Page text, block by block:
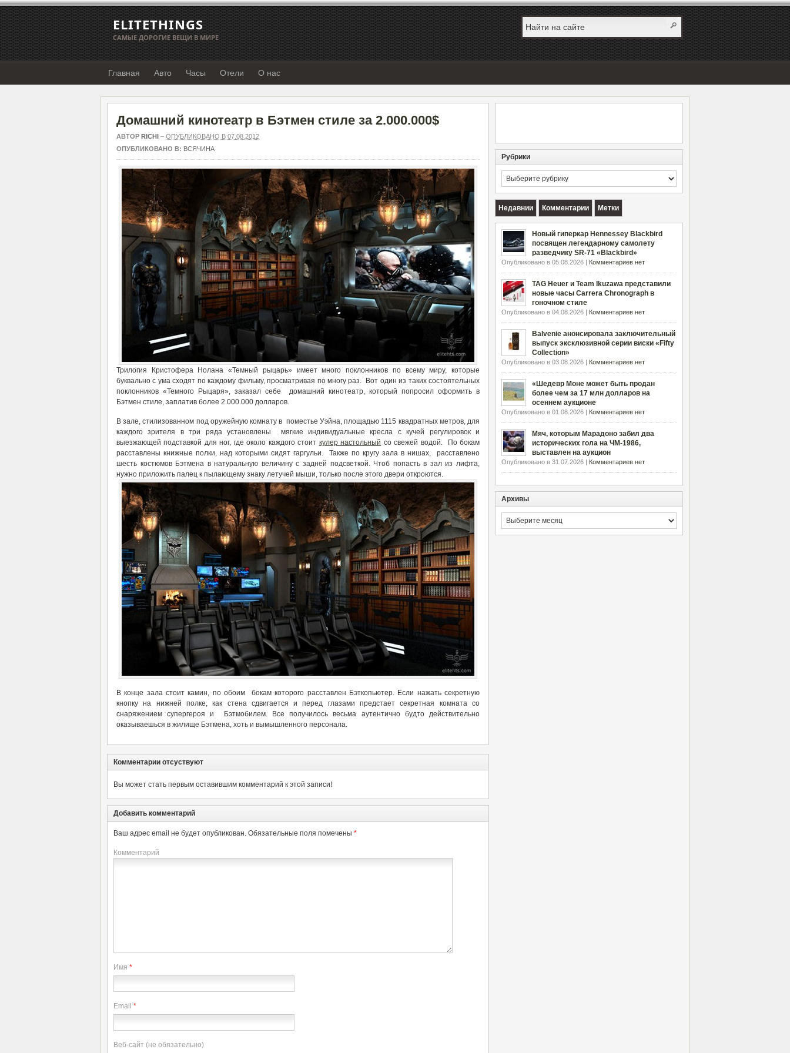
ELITETHINGS
САМЫЕ ДОРОГИЕ ВЕЩИ В МИРЕ
Главная Авто Часы Отели О нас
Домашний кинотеатр в Бэтмен стиле за 2.000.000$
АВТОР RICHI – ОПУБЛИКОВАНО В 07.08.2012
ОПУБЛИКОВАНО В: ВСЯЧИНА
Трилогия Кристофера Нолана «Темный рыцарь» имеет много поклонников по всему миру, которые
буквально с ума сходят по каждому фильму, просматривая по многу раз. Вот один из таких состоятельных
поклонников «Темного Рыцаря», заказал себе домашний кинотеатр, который попросил оформить в
Бэтмен стиле, заплатив более 2.000.000 долларов.
В зале, стилизованном под оружейную комнату в поместье Уэйна, площадью 1115 квадратных метров, для
каждого зрителя в три ряда установлены мягкие индивидуальные кресла с кучей регулировок и
выезжающей подставкой для ног, где около каждого стоит кулер настольный со свежей водой. По бокам
расставлены книжные полки, над которыми сидят гаргульи. Также по кругу зала в нишах, расставлено
шесть костюмов Бэтмена в натуральную величину с задней подсветкой. Чтоб попасть в зал из лифта,
нужно приложить палец к пылающему знаку летучей мыши, только после этого двери откроются.
В конце зала стоит камин, по обоим бокам которого расставлен Бэткопьютер. Если нажать секретную
кнопку на нижней полке, как стена сдвигается и перед глазами предстает секретная комната со
снаряжением супергероя и Бэтмобилем. Все получилось весьма аутентично будто действительно
оказываешься в жилище Бэтмена, хоть и вымышленного персонала.
Комментарии отсуствуют
Вы может стать первым оставившим комментарий к этой записи!
Добавить комментарий
Ваш адрес email не будет опубликован. Обязательные поля помечены *
Комментарий
Имя *
Email *
Веб-сайт (не обязательно)
Рубрики
Рубрики
Недавнии Комментарии Метки
Новый гиперкар Hennessey Blackbird
посвящен легендарному самолету
разведчику SR-71 «Blackbird»
Опубликовано в 05.08.2026 | Комментариев нет
TAG Heuer и Team Ikuzawa представили
новые часы Carrera Chronograph в
гоночном стиле
Опубликовано в 04.08.2026 | Комментариев нет
Balvenie анонсировала заключительный
выпуск эксклюзивной серии виски «Fifty
Collection»
Опубликовано в 03.08.2026 | Комментариев нет
«Шедевр Моне может быть продан
более чем за 17 млн долларов на
осеннем аукционе
Опубликовано в 01.08.2026 | Комментариев нет
Мяч, которым Марадоно забил два
исторических гола на ЧМ-1986,
выставлен на аукцион
Опубликовано в 31.07.2026 | Комментариев нет
Архивы
Архивы